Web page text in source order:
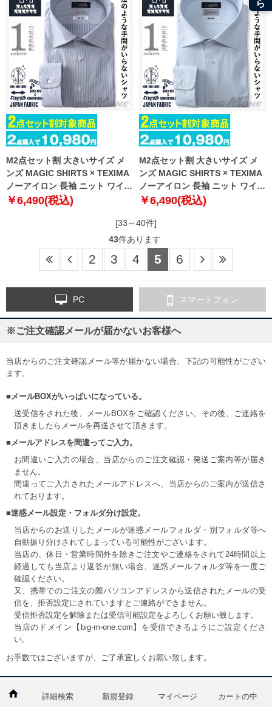
M2点セット割 大きいサイズ メ
ンズ MAGIC SHIRTS × TEXIMA
ノーアイロン 長袖 ニット ワイシ
ャツ セミワイド 吸水速乾 ストレ
￥6,490(税込)
M2点セット割 大きいサイズ メ
ンズ MAGIC SHIRTS × TEXIMA
ノーアイロン 長袖 ニット ワイシ
ャツ セミワイド 吸水速乾 ストレ
229006sw
￥6,490(税込)
[33～40件]
43件あります
2 3 4 5 6
PC スマートフォン
※ご注文確認メールが届かないお客様へ
当店からのご注文確認メール等が届かない場合、下記の可能性がござい
ます。
■メールBOXがいっぱいになっている。
送受信をされた後、メールBOXをご確認ください。その後、ご連絡を
頂きましたらメールを再送させて頂きます。
■メールアドレスを間違ってご入力。
お間違いご入力の場合、当店からのご注文確認・発送ご案内等が届き
ません。
間違ってご入力されたメールアドレスへ、当店からのご案内が送信さ
れております。
■迷惑メール設定・フォルダ分け設定。
当店からのお送りしたメールが迷惑メールフォルダ・別フォルダ等へ
自動振り分けされてしまっている可能性がございます。
当店の、休日・営業時間外を除きご注文やご連絡をされて24時間以上
経過しても当店より返答が無い場合、迷惑メールフォルダ等を一度ご
確認ください。
又、携帯でのご注文の際パソコンアドレスから送信されたメールの受
信を、拒否設定にされていますとご連絡ができません。
受信拒否設定を解除または受信可能設定をよろしくお願い致します。
当店のドメイン【big-m-one.com】を受信できるようにご設定くださ
い。
お手数ではございますが、ご了承宜しくお願い致します。
詳細検索 新規登録 マイページ カートの中